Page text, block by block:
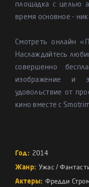
площадка с целью
время основное -
Смотреть онлайн
Наслаждайтесь
совершенно
изображение и
удовольствие от
кино вместе с
Год: 2014
Жанр: Ужас/
Актеры: Фредди